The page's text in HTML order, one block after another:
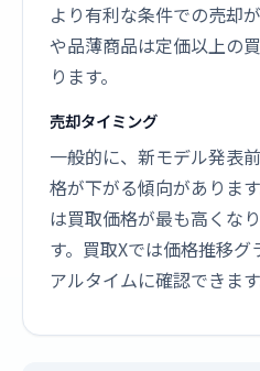
より有利な条件での売却
や品薄商品は定価以上の
ります。
売却タイミング
一般的に、新モデル発表
格が下がる傾向がありま
は買取価格が最も高くな
す。買取Xでは価格推移
アルタイムに確認できます